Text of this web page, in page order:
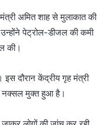
अमित शाह से मुलाकात की
पेट्रोल-डीजल की कमी
की।
इस दौरान केंद्रीय गृह मंत्री
नक्सल मुक्त हुआ है।